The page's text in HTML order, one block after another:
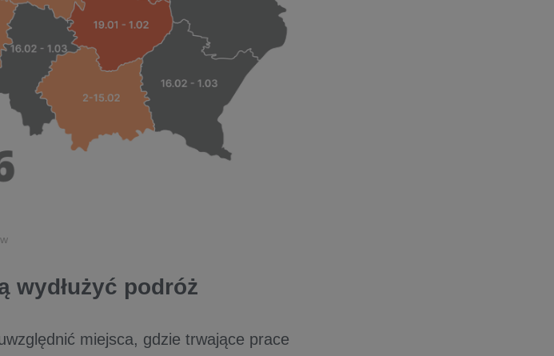
wydłużyć podróż
miejsca, gdzie trwające prace